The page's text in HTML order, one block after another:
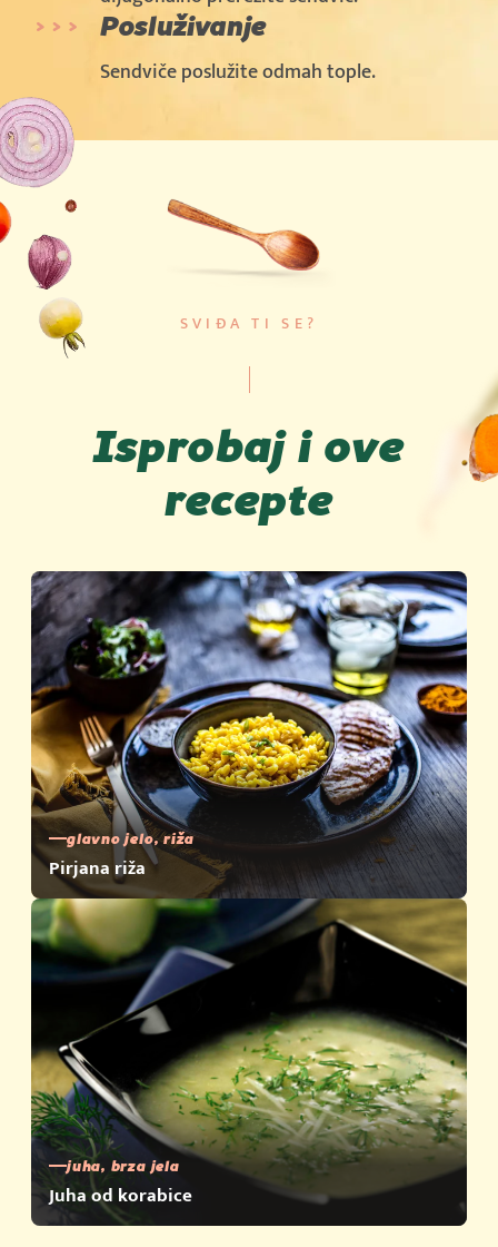
Posluživanje
Sendviče poslužite odmah tople.
SVIĐA TI SE?
Isprobaj i ove
recepte
glavno jelo, riža
Pirjana riža
juha, brza jela
Juha od korabice